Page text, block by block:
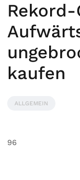
kaufen
ALLGEMEIN
96